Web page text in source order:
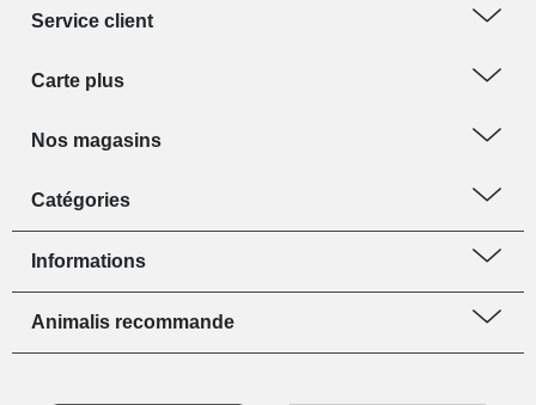
Service client
Carte plus
Nos magasins
Catégories
Informations
Animalis recommande